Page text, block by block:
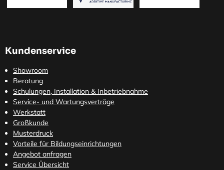
Kundenservice
Showroom
Beratung
Schulungen, Installation & Inbetriebnahme
Service- und Wartungsverträge
Werkstatt
Großkunde
Musterdruck
Vorteile für Bildungseinrichtungen
Angebot anfragen
Service Übersicht